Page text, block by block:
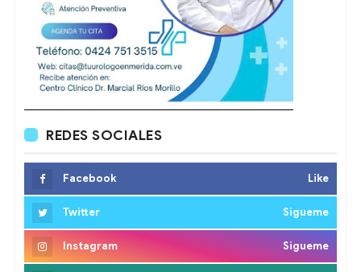
REDES SOCIALES
Facebook Like
Twitter Sigueme
Instagram Sigueme